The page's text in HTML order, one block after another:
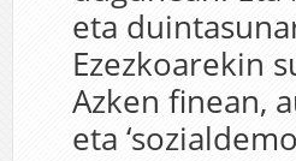
eta
Ezezkoarekin
Azken finean,
eta